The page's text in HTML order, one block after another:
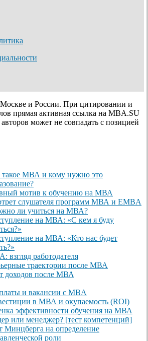
и России. При цитировании и
прямая активная ссылка на MBA.SU
может не совпадать с позицией
такое МВА и кому нужно это
мотив к обучению на МВА
слушателя программ МВА и EMBA
ли учиться на МВА?
на МВА: «С кем я буду
на МВА: «Кто нас будет
взгляд работодателя
траектории после МВА
доходов после МВА
и вакансии с MBA
в МВА и окупаемость (ROI)
эффективности обучения на МВА
или менеджер? [тест компетенций]
Минцберга на определение
роли